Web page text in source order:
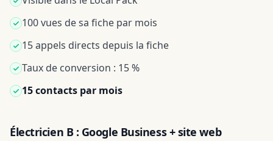
100 vues de sa fiche par mois
15 appels directs depuis la fiche
Taux de conversion : 15 %
15 contacts par mois
Électricien B : Google Business + site web